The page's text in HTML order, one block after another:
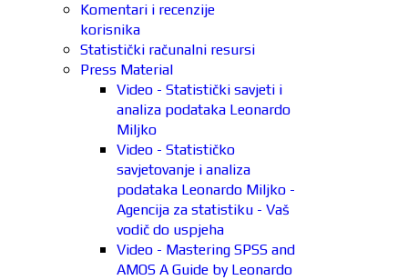
Komentari i recenzije
korisnika
Statistički računalni resursi
Press Material
Video - Statistički savjeti i
analiza podataka Leonardo
Miljko
Video - Statističko
savjetovanje i analiza
podataka Leonardo Miljko -
Agencija za statistiku - Vaš
vodič do uspjeha
Video - Mastering SPSS and
AMOS A Guide by Leonardo